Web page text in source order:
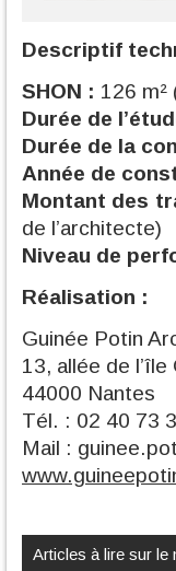
Descriptif
SHON : 126 m²
Durée de
Durée de la
Année de
Montant des
de l’architecte)
Niveau de
Réalisation :
Guinée Potin
13, allée de
44000 Nantes
Tél. : 02 40 73
Mail :
Articles à lire sur le